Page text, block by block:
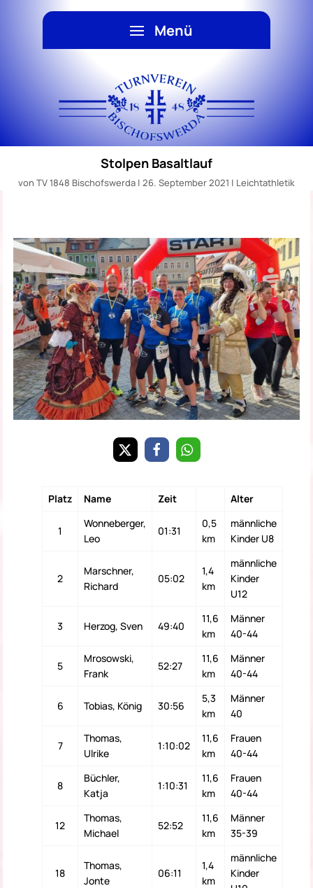
Stolpen Basaltlauf
von TV 1848 Bischofswerda | 26. September 2021 | Leichtathletik
Platz Name Zeit Alter
1
Wonneberger,
Leo
01:31
0,5
km
männliche
Kinder U8
2
Marschner,
Richard
05:02
1,4
km
männliche
Kinder
U12
3 Herzog, Sven 49:40
11,6
km
Männer
40-44
5
Mrosowski,
Frank
52:27
11,6
km
Männer
40-44
6 Tobias, König 30:56
5,3
km
Männer
40
7
Thomas,
Ulrike
1:10:02
11,6
km
Frauen
40-44
8
Büchler,
Katja
1:10:31
11,6
km
Frauen
40-44
12
Thomas,
Michael
52:52
11,6
km
Männer
35-39
18
Thomas,
Jonte
06:11
1,4
km
männliche
Kinder